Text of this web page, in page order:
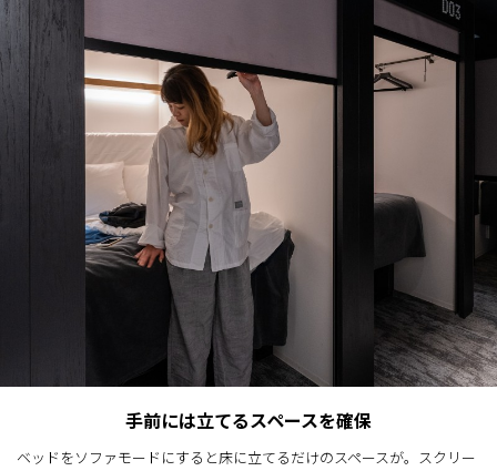
手前には立てるスペースを確保
ベッドをソファモードにすると床に立てるだけのスペースが。スクリー